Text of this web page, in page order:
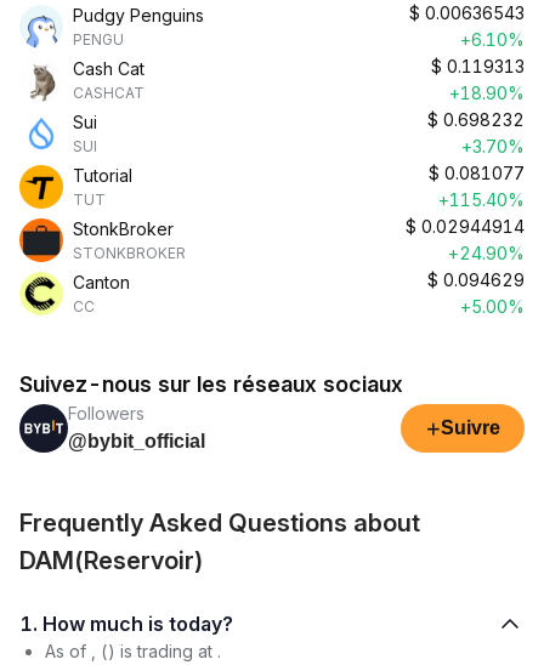
Pudgy Penguins
PENGU
$ 0.00636543
+6.10%
Cash Cat
CASHCAT
$ 0.119313
+18.90%
Sui
SUI
$ 0.698232
+3.70%
Tutorial
TUT
$ 0.081077
+115.40%
StonkBroker
STONKBROKER
$ 0.02944914
+24.90%
Canton
CC
$ 0.094629
+5.00%
Suivez-nous sur les réseaux sociaux
Followers
@bybit_official
+Suivre
Frequently Asked Questions about
DAM(Reservoir)
1. How much is today?
As of , () is trading at .